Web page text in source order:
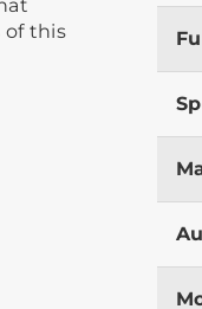
of this